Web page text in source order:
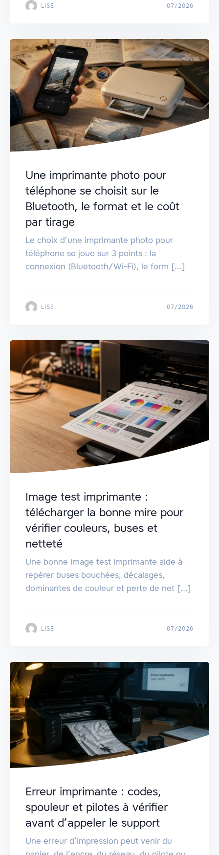
LISE 07/2026
Une imprimante photo pour
téléphone se choisit sur le
Bluetooth, le format et le coût
par tirage
Le choix d’une imprimante photo pour
téléphone se joue sur 3 points : la
connexion (Bluetooth/Wi‑Fi), le form [...]
LISE 07/2026
Image test imprimante :
télécharger la bonne mire pour
vérifier couleurs, buses et
netteté
Une bonne image test imprimante aide à
repérer buses bouchées, décalages,
dominantes de couleur et perte de net [...]
LISE 07/2026
Erreur imprimante : codes,
spouleur et pilotes à vérifier
avant d’appeler le support
Une erreur d’impression peut venir du